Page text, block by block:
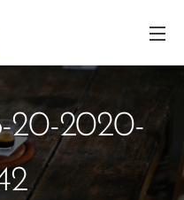
20-2020-